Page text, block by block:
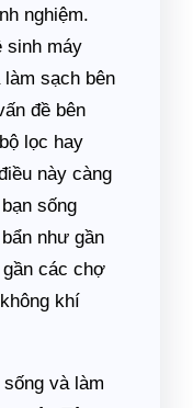
nghiệm.
sinh máy
sạch bên
đề bên
lọc hay
này càng
sống
như gần
gần các chợ
khí
và làm